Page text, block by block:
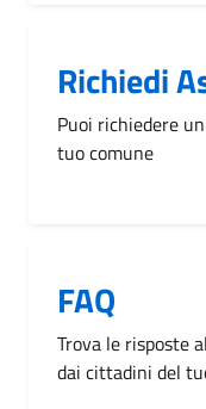
Richiedi
Puoi richiedere
tuo comune
FAQ
Trova le risposte
dai cittadini del